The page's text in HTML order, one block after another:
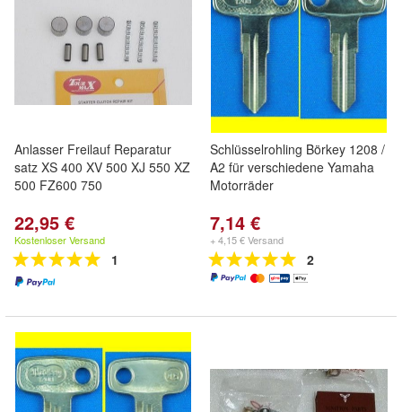
Anlasser Freilauf Reparatur
satz XS 400 XV 500 XJ 550 XZ
500 FZ600 750
22,95 €
Kostenloser Versand
1
Schlüsselrohling Börkey 1208 /
A2 für verschiedene Yamaha
Motorräder
7,14 €
+ 4,15 € Versand
2